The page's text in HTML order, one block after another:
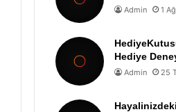
Admin 1
Hediye
Admin 25